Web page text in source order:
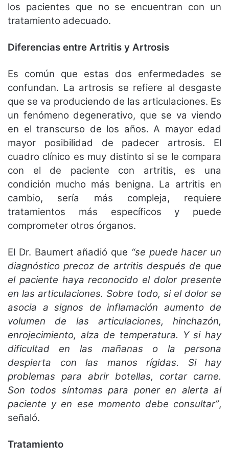
los pacientes que no se encuentran con un
tratamiento adecuado.
Diferencias entre Artritis y Artrosis
Es común que estas dos enfermedades se
confundan. La artrosis se refiere al desgaste
que se va produciendo de las articulaciones. Es
un fenómeno degenerativo, que se va viendo
en el transcurso de los años. A mayor edad
mayor posibilidad de padecer artrosis. El
cuadro clínico es muy distinto si se le compara
con el de paciente con artritis, es una
condición mucho más benigna. La artritis en
cambio, sería más compleja, requiere
tratamientos más específicos y puede
comprometer otros órganos.
El Dr. Baumert añadió que “se puede hacer un
diagnóstico precoz de artritis después de que
el paciente haya reconocido el dolor presente
en las articulaciones. Sobre todo, si el dolor se
asocia a signos de inflamación aumento de
volumen de las articulaciones, hinchazón,
enrojecimiento, alza de temperatura. Y si hay
dificultad en las mañanas o la persona
despierta con las manos rígidas. Si hay
problemas para abrir botellas, cortar carne.
Son todos síntomas para poner en alerta al
paciente y en ese momento debe consultar”,
señaló.
Tratamiento